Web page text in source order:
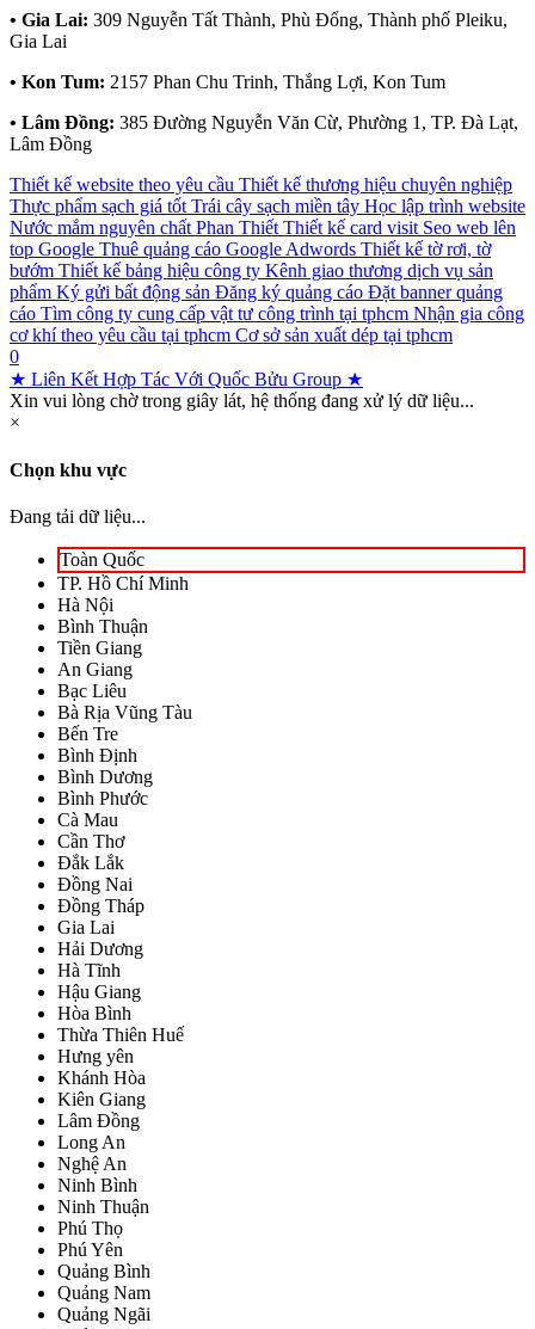
• Gia Lai: 309 Nguyễn Tất Thành, Phù Đổng, Thành phố Pleiku,
Gia Lai
• Kon Tum: 2157 Phan Chu Trinh, Thắng Lợi, Kon Tum
• Lâm Đồng: 385 Đường Nguyễn Văn Cừ, Phường 1, TP. Đà Lạt,
Lâm Đồng
Thiết kế website theo yêu cầu Thiết kế thương hiệu chuyên nghiệp
Thực phẩm sạch giá tốt Trái cây sạch miền tây Học lập trình website
Nước mắm nguyên chất Phan Thiết Thiết kế card visit Seo web lên
top Google Thuê quảng cáo Google Adwords Thiết kế tờ rơi, tờ
bướm Thiết kế bảng hiệu công ty Kênh giao thương dịch vụ sản
phẩm Ký gửi bất động sản Đăng ký quảng cáo Đặt banner quảng
cáo Tìm công ty cung cấp vật tư công trình tại tphcm Nhận gia công
cơ khí theo yêu cầu tại tphcm Cơ sở sản xuất dép tại tphcm
0
★ Liên Kết Hợp Tác Với Quốc Bửu Group ★
Xin vui lòng chờ trong giây lát, hệ thống đang xử lý dữ liệu...
×
Chọn khu vực
Đang tải dữ liệu...
Toàn Quốc
TP. Hồ Chí Minh
Hà Nội
Bình Thuận
Tiền Giang
An Giang
Bạc Liêu
Bà Rịa Vũng Tàu
Bến Tre
Bình Định
Bình Dương
Bình Phước
Cà Mau
Cần Thơ
Đắk Lắk
Đồng Nai
Đồng Tháp
Gia Lai
Hải Dương
Hà Tĩnh
Hậu Giang
Hòa Bình
Thừa Thiên Huế
Hưng yên
Khánh Hòa
Kiên Giang
Lâm Đồng
Long An
Nghệ An
Ninh Bình
Ninh Thuận
Phú Thọ
Phú Yên
Quảng Bình
Quảng Nam
Quảng Ngãi